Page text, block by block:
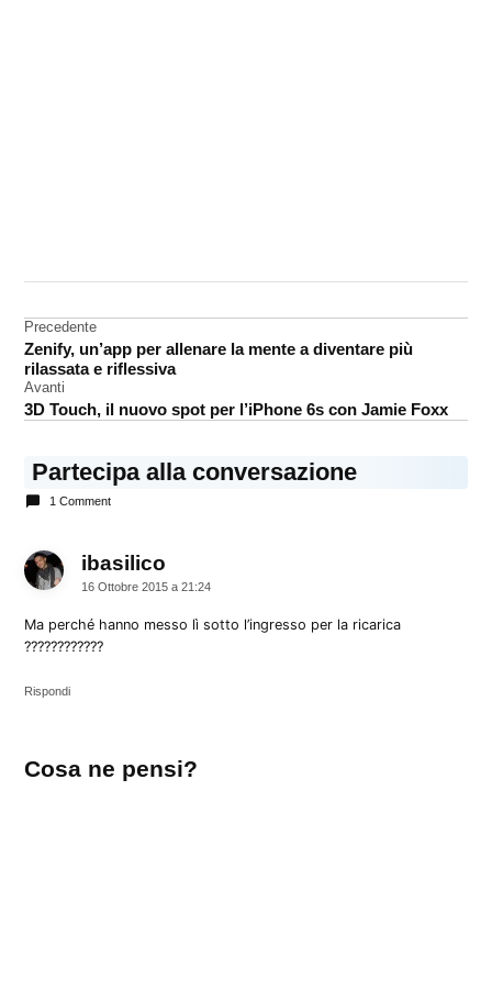
2
Navigazione
articoli
Precedente
Zenify, un’app per allenare la mente a diventare più
rilassata e riflessiva
Avanti
3D Touch, il nuovo spot per l’iPhone 6s con Jamie Foxx
Partecipa alla conversazione
1 Comment
ibasilico
16 Ottobre 2015 a 21:24
Ma perché hanno messo lì sotto l’ingresso per la ricarica
????????????
Rispondi
un
Cosa ne pensi?